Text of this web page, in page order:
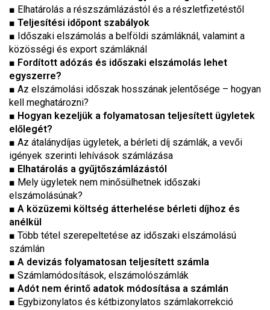
■ Elhatárolás a részszámlázástól és a részletfizetéstől
■ Teljesítési időpont szabályok
■ Időszaki elszámolás a belföldi számláknál, valamint a
közösségi és export számláknál
■ Fordított adózás és időszaki elszámolás lehet
egyszerre?
■ Az elszámolási időszak hosszának jelentősége – hogyan
kell meghatározni?
■ Hogyan kezeljük a folyamatosan teljesített ügyletek
előlegét?
■ Az átalánydíjas ügyletek, a bérleti díj számlák, a vevői
igények szerinti lehívások számlázása
■ Elhatárolás a gyűjtőszámlázástól
■ Mely ügyletek nem minősülhetnek időszaki
elszámolásúnak?
■ A közüzemi költség átterhelése bérleti díjhoz és
anélkül
■ Több tétel szerepeltetése az időszaki elszámolású
számlán
■ A devizás folyamatosan teljesített számla
■ Számlamódosítások, elszámolószámlák
■ Adót nem érintő adatok módosítása a számlán
■ Egybizonylatos és kétbizonylatos számlakorrekció